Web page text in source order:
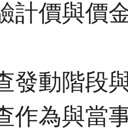
價與價金
發動階段
為與當事